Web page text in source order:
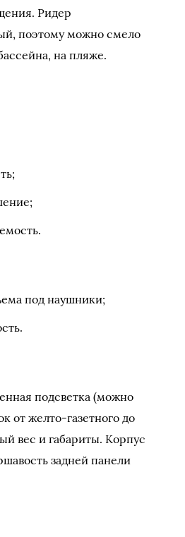
Ридер
поэтому можно смело
на пляже.
под наушники;
подсветка (можно
от желто-газетного до
вес и габариты. Корпус
задней панели